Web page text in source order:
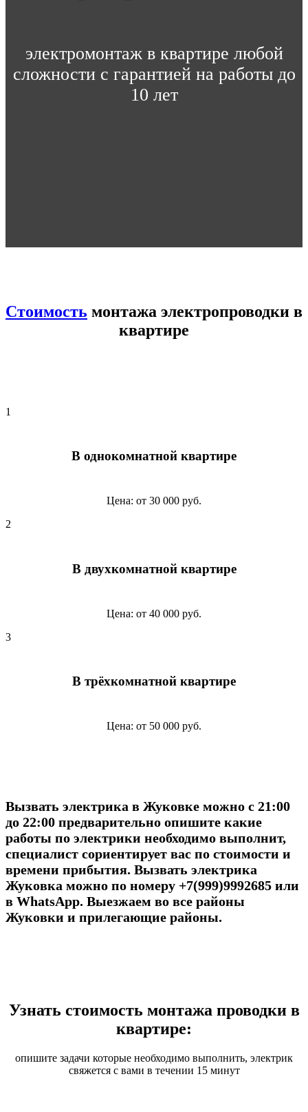
электромонтаж в квартире любой
сложности с гарантией на работы до
10 лет
Стоимость монтажа электропроводки в
квартире
1
В однокомнатной квартире
Цена: от 30 000 руб.
2
В двухкомнатной квартире
Цена: от 40 000 руб.
3
В трёхкомнатной квартире
Цена: от 50 000 руб.
Вызвать электрика в Жуковке можно с 21:00
до 22:00 предварительно опишите какие
работы по электрики необходимо выполнит,
специалист сориентирует вас по стоимости и
времени прибытия. Вызвать электрика
Жуковка можно по номеру +7(999)9992685 или
в WhatsApp. Выезжаем во все районы
Жуковки и прилегающие районы.
Узнать стоимость монтажа проводки в
квартире:
опишите задачи которые необходимо выполнить, электрик
свяжется с вами в течении 15 минут